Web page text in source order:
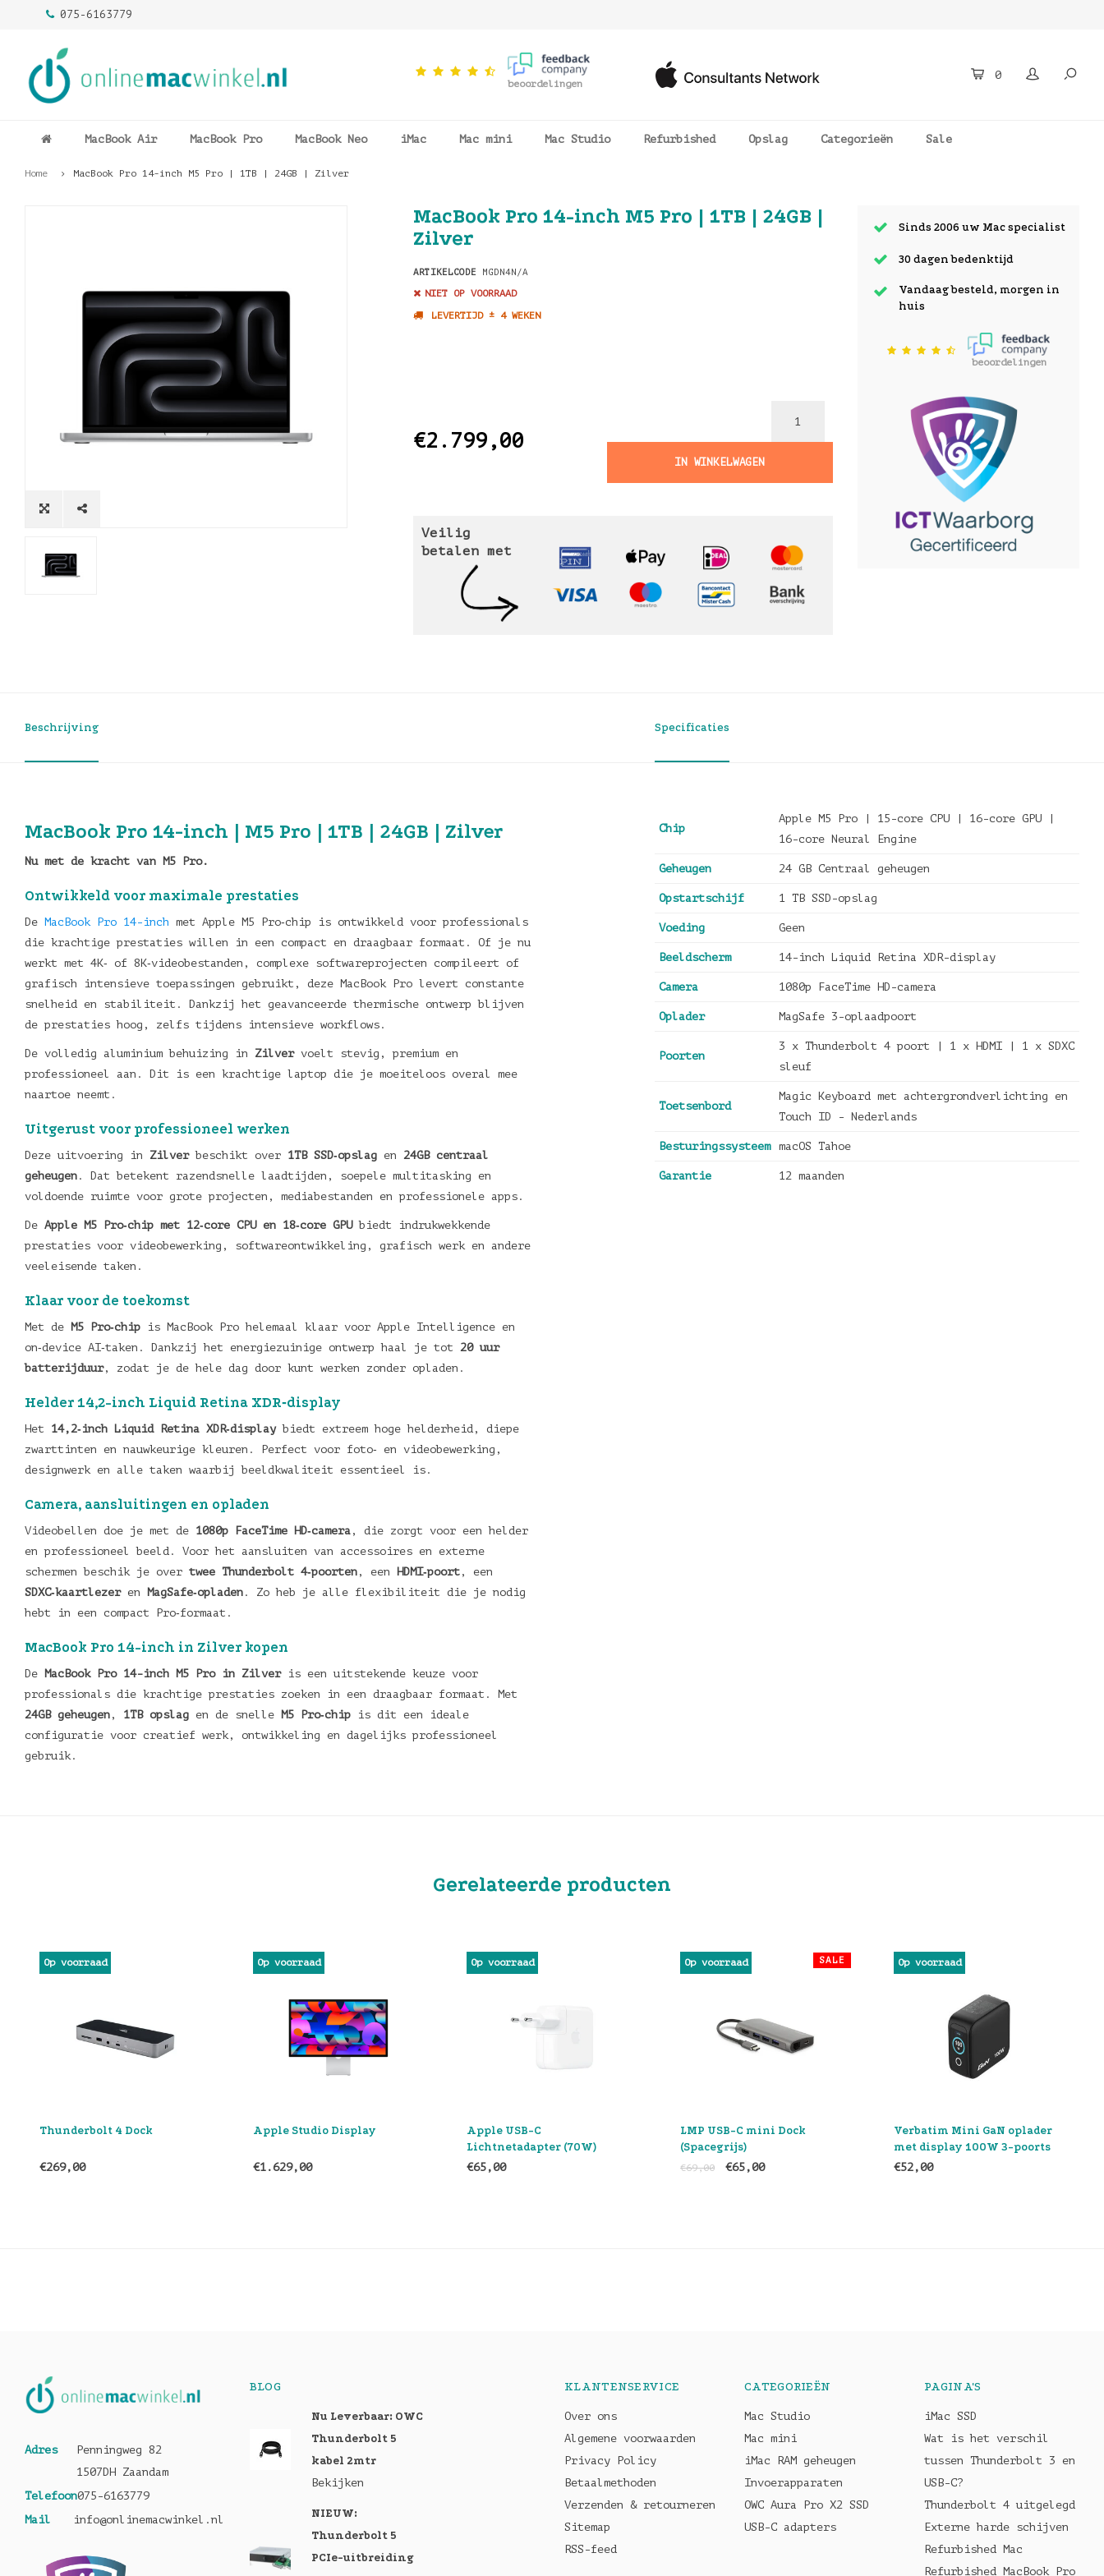
075-6163779
beoordelingen
0
MacBook Air MacBook Pro MacBook Neo iMac Mac mini Mac Studio Refurbished Opslag Categorieën Sale
Home MacBook Pro 14-inch M5 Pro | 1TB | 24GB | Zilver
MacBook Pro 14-inch M5 Pro | 1TB | 24GB |
Zilver
ARTIKELCODE MGDN4N/A
NIET OP VOORRAAD
LEVERTIJD ± 4 WEKEN
€2.799,00
IN WINKELWAGEN
Veilig
betalen met
Sinds 2006 uw Mac specialist
30 dagen bedenktijd
Vandaag besteld, morgen in
huis
beoordelingen
Beschrijving Specificaties
MacBook Pro 14-inch | M5 Pro | 1TB | 24GB | Zilver
Nu met de kracht van M5 Pro.
Ontwikkeld voor maximale prestaties
De MacBook Pro 14-inch met Apple M5 Pro‑chip is ontwikkeld voor professionals
die krachtige prestaties willen in een compact en draagbaar formaat. Of je nu
werkt met 4K‑ of 8K‑videobestanden, complexe softwareprojecten compileert of
grafisch intensieve toepassingen gebruikt, deze MacBook Pro levert constante
snelheid en stabiliteit. Dankzij het geavanceerde thermische ontwerp blijven
de prestaties hoog, zelfs tijdens intensieve workflows.
De volledig aluminium behuizing in Zilvervoelt stevig, premium en
professioneel aan. Dit is een krachtige laptop die je moeiteloos overal mee
naartoe neemt.
Uitgerust voor professioneel werken
Deze uitvoering in Zilverbeschikt over 1TB SSD‑opslag en 24GB centraal
geheugen . Dat betekent razendsnelle laadtijden, soepele multitasking en
voldoende ruimte voor grote projecten, mediabestanden en professionele apps.
De Apple M5 Pro‑chip met 12‑core CPU en 18‑core GPUbiedt indrukwekkende
prestaties voor videobewerking, softwareontwikkeling, grafisch werk en andere
veeleisende taken.
Klaar voor de toekomst
Met de M5 Pro‑chip is MacBook Pro helemaal klaar voor Apple Intelligence en
on‑device AI‑taken. Dankzij het energiezuinige ontwerp haal je tot 20 uur
batterijduur, zodat je de hele dag door kunt werken zonder opladen.
Helder 14,2-inch Liquid Retina XDR‑display
Het 14,2‑inch Liquid Retina XDR‑displaybiedt extreem hoge helderheid, diepe
zwarttinten en nauwkeurige kleuren. Perfect voor foto‑ en videobewerking,
designwerk en alle taken waarbij beeldkwaliteit essentieel is.
Camera, aansluitingen en opladen
Videobellen doe je met de 1080p FaceTime HD‑camera , die zorgt voor een helder
en professioneel beeld. Voor het aansluiten van accessoires en externe
schermen beschik je over twee Thunderbolt 4‑poorten , een HDMI‑poort , een
SDXC‑kaartlezeren MagSafe‑opladen . Zo heb je alle flexibiliteit die je nodig
hebt in een compact Pro‑formaat.
MacBook Pro 14-inch in Zilver kopen
De MacBook Pro 14-inch M5 Pro in Zilveris een uitstekende keuze voor
professionals die krachtige prestaties zoeken in een draagbaar formaat. Met
24GB geheugen , 1TB opslag en de snelle M5 Pro‑chip is dit een ideale
configuratie voor creatief werk, ontwikkeling en dagelijks professioneel
gebruik.
Chip
Apple M5 Pro | 15-core CPU | 16-core GPU |
16-core Neural Engine
Geheugen 24 GB Centraal geheugen
Opstartschijf 1 TB SSD-opslag
Voeding Geen
Beeldscherm 14-inch Liquid Retina XDR-display
Camera 1080p FaceTime HD-camera
Oplader MagSafe 3-oplaadpoort
Poorten
3 x Thunderbolt 4 poort | 1 x HDMI | 1 x SDXC
sleuf
Toetsenbord
Magic Keyboard met achtergrondverlichting en
Touch ID - Nederlands
Besturingssysteem macOS Tahoe
Garantie 12 maanden
Gerelateerde producten
Op voorraad
Apple Studio Display
€1.629,00
Op voorraad
Apple USB-C
€65,00
Op voorraad
LMP USB-C mini Dock
(Spacegrijs)
€69,00
Op voorraad
Verbatim Mini GaN oplader
met display 100W 3-poorts
€52,00
Thunderbolt 4 Dock
€269,00
Adres
Penningweg 82
1507DH Zaandam
Telefoon075-6163779
Mail
info@onlinemacwinkel.nl
BLOG
Nu Leverbaar: OWC
Thunderbolt 5
kabel 2mtr
Bekijken
NIEUW:
Thunderbolt 5
PCIe-uitbreiding
KLANTENSERVICE
Over ons
Algemene voorwaarden
Privacy Policy
Betaalmethoden
Verzenden & retourneren
Sitemap
RSS-feed
CATEGORIEËN
Mac Studio
Mac mini
iMac RAM geheugen
Invoerapparaten
OWC Aura Pro X2 SSD
USB-C adapters
PAGINA'S
iMac SSD
Wat is het verschil
tussen Thunderbolt 3 en
USB-C?
Thunderbolt 4 uitgelegd
Externe harde schijven
Refurbished Mac
Refurbished MacBook Pro